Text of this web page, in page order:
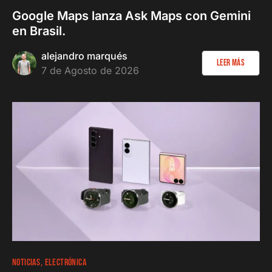
Google Maps lanza Ask Maps con Gemini
en Brasil.
alejandro marqués
7 de Agosto de 2026
Leer más
NOTICIAS ELECTRÓNICA